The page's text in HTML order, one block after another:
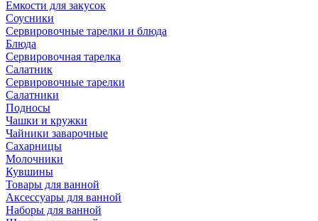
Емкости для закусок
Соусники
Сервировочные тарелки и блюда
Блюда
Сервировочная тарелка
Салатник
Сервировочные тарелки
Салатники
Подносы
Чашки и кружки
Чайники заварочные
Сахарницы
Молочники
Кувшины
Товары для ванной
Аксессуары для ванной
Наборы для ванной